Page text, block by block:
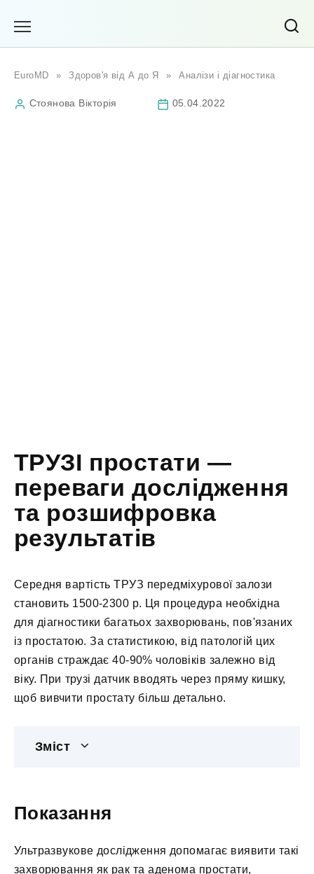
EuroMD » Здоров'я від А до Я » Аналізи і діагностика
Стоянова Вікторія 05.04.2022
ТРУЗІ простати —
переваги дослідження
та розшифровка
результатів
Середня вартість ТРУЗ передміхурової залози
становить 1500-2300 р. Ця процедура необхідна
для діагностики багатьох захворювань, пов'язаних
із простатою. За статистикою, від патологій цих
органів страждає 40-90% чоловіків залежно від
віку. При трузі датчик вводять через пряму кишку,
щоб вивчити простату більш детально.
Зміст
Показання
Ультразвукове дослідження допомагає виявити такі
захворювання як рак та аденома простати,